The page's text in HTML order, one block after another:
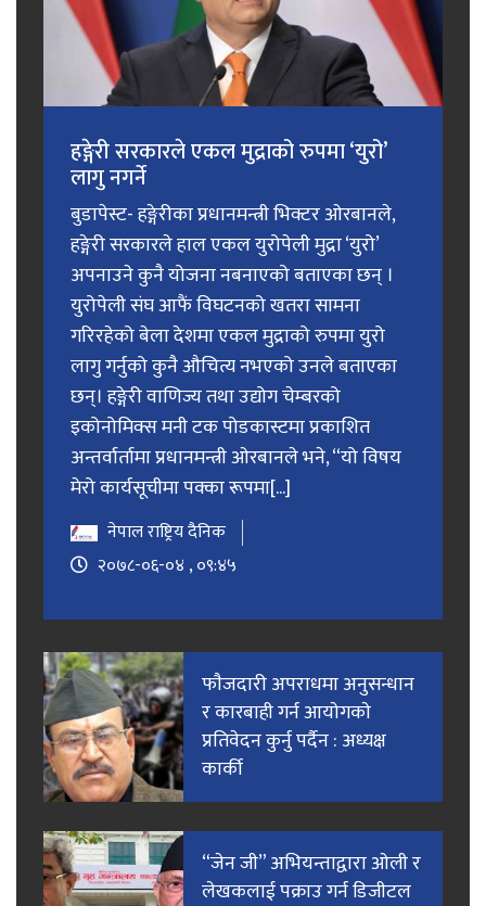
हङ्गेरी सरकारले एकल मुद्राको रुपमा ‘युरो’
लागु नगर्ने
बुडापेस्ट- हङ्गेरीका प्रधानमन्त्री भिक्टर ओरबानले,
हङ्गेरी सरकारले हाल एकल युरोपेली मुद्रा ‘युरो’
अपनाउने कुनै योजना नबनाएको बताएका छन् ।
युरोपेली संघ आफैं विघटनको खतरा सामना
गरिरहेको बेला देशमा एकल मुद्राको रुपमा युरो
लागु गर्नुको कुनै औचित्य नभएको उनले बताएका
छन्। हङ्गेरी वाणिज्य तथा उद्योग चेम्बरको
इकोनोमिक्स मनी टक पोडकास्टमा प्रकाशित
अन्तर्वार्तामा प्रधानमन्त्री ओरबानले भने, “यो विषय
मेरो कार्यसूचीमा पक्का रूपमा[...]
नेपाल राष्ट्रिय दैनिक
२०७८-०६-०४ , ०९:४५
फाैजदारी अपराधमा अनुसन्धान
र कारबाही गर्न आयाेगकाे
प्रतिवेदन कुर्नु पर्दैन : अध्यक्ष
कार्की
“जेन जी” अभियन्ताद्वारा ओली र
लेखकलाई पक्राउ गर्न डिजीटल